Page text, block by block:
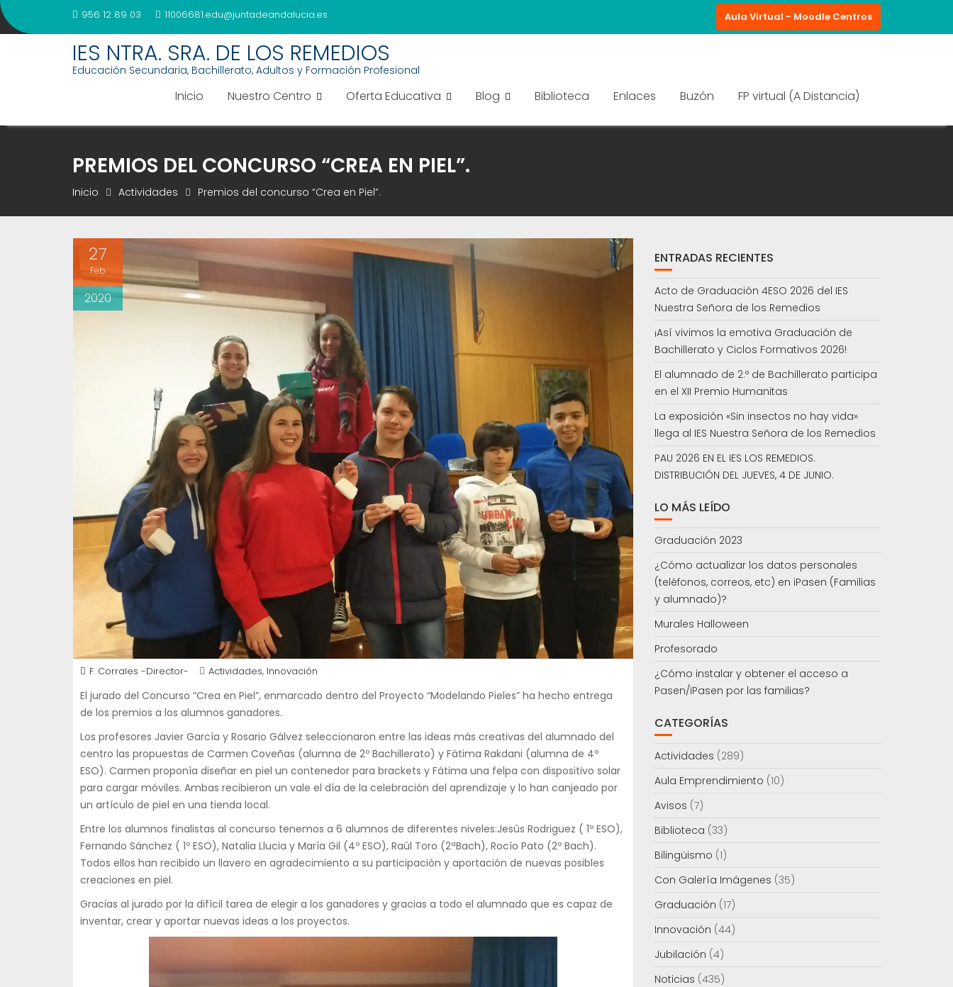
Saltar
al
956 12 89 03 11006681.edu@juntadeandalucia.es Aula Virtual - Moodle Centros
IES NTRA. SRA. DE LOS REMEDIOS
Educación Secundaria, Bachillerato, Adultos y Formación Profesional
Inicio Nuestro Centro Oferta Educativa Blog Biblioteca Enlaces Buzón FP virtual (A Distancia)
PREMIOS DEL CONCURSO “CREA EN PIEL”.
Inicio Actividades Premios del concurso “Crea en Piel”.
27
Feb
2020
F. Corrales -Director- Actividades, Innovación
El jurado del Concurso “Crea en Piel”, enmarcado dentro del Proyecto “Modelando Pieles” ha hecho entrega
de los premios a los alumnos ganadores.
Los profesores Javier García y Rosario Gálvez seleccionaron entre las ideas más creativas del alumnado del
centro las propuestas de Carmen Coveñas (alumna de 2º Bachillerato) y Fátima Rakdani (alumna de 4º
ESO). Carmen proponía diseñar en piel un contenedor para brackets y Fátima una felpa con dispositivo solar
para cargar móviles. Ambas recibieron un vale el día de la celebración del aprendizaje y lo han canjeado por
un artículo de piel en una tienda local.
Entre los alumnos finalistas al concurso tenemos a 6 alumnos de diferentes niveles:Jesús Rodriguez ( 1º ESO),
Fernando Sánchez ( 1º ESO), Natalia Llucia y María Gil (4º ESO), Raúl Toro (2ªBach), Rocío Pato (2º Bach).
Todos ellos han recibido un llavero en agradecimiento a su participación y aportación de nuevas posibles
creaciones en piel.
Gracias al jurado por la difícil tarea de elegir a los ganadores y gracias a todo el alumnado que es capaz de
inventar, crear y aportar nuevas ideas a los proyectos.
ENTRADAS RECIENTES
Acto de Graduación 4ESO 2026 del IES
Nuestra Señora de los Remedios
¡Así vivimos la emotiva Graduación de
Bachillerato y Ciclos Formativos 2026!
El alumnado de 2.º de Bachillerato participa
en el XII Premio Humanitas
La exposición «Sin insectos no hay vida»
llega al IES Nuestra Señora de los Remedios
PAU 2026 EN EL IES LOS REMEDIOS.
DISTRIBUCIÓN DEL JUEVES, 4 DE JUNIO.
LO MÁS LEÍDO
Graduación 2023
¿Cómo actualizar los datos personales
(teléfonos, correos, etc) en iPasen (Familias
y alumnado)?
Murales Halloween
Profesorado
¿Cómo instalar y obtener el acceso a
Pasen/iPasen por las familias?
CATEGORÍAS
Actividades (289)
Aula Emprendimiento (10)
Avisos (7)
Biblioteca (33)
Bilingüismo (1)
Con Galería Imágenes (35)
Graduación (17)
Innovación (44)
Jubilación (4)
Noticias (435)